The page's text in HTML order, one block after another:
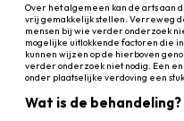
Over het algemeen kan de arts aan
vrij gemakkelijk stellen. Verreweg
mensen bij wie verder onderzoek
mogelijke uitlokkende factoren die
kunnen wijzen op de hierboven
verder onderzoek niet nodig. Een
onder plaatselijke verdoving een
Wat is de behandeling?